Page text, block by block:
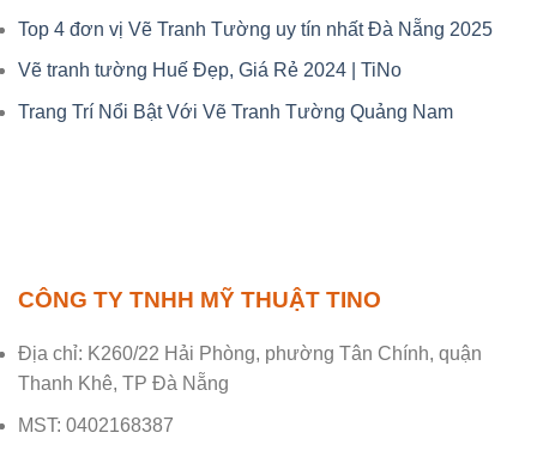
Top 4 đơn vị Vẽ Tranh Tường uy tín nhất Đà Nẵng 2025
Vẽ tranh tường Huế Đẹp, Giá Rẻ 2024 | TiNo
Trang Trí Nổi Bật Với Vẽ Tranh Tường Quảng Nam
CÔNG TY TNHH MỸ THUẬT TINO
Địa chỉ: K260/22 Hải Phòng, phường Tân Chính, quận
Thanh Khê, TP Đà Nẵng
MST: 0402168387